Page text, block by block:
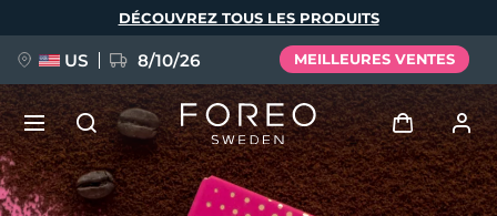
DÉCOUVREZ TOUS LES PRODUITS
US 8/10/26 MEILLEURES VENTES
Se connecter
NOUVEAU